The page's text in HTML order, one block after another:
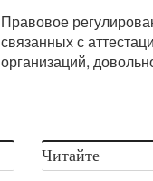
Правовое
связанных с
организаций,
Читайте